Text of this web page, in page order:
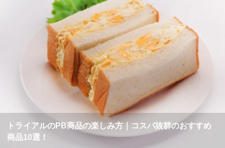
トライアルのPB商品の楽しみ方｜コスパ抜群のおすすめ
商品10選！